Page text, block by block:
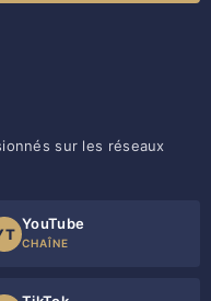
sur les réseaux
YouTube
CHAÎNE